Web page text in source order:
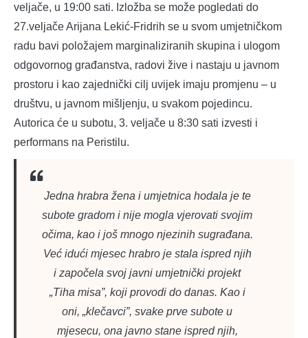
veljače, u 19:00 sati. Izložba se može pogledati do
27.veljače Arijana Lekić-Fridrih se u svom umjetničkom
radu bavi položajem marginaliziranih skupina i ulogom
odgovornog građanstva, radovi žive i nastaju u javnom
prostoru i kao zajednički cilj uvijek imaju promjenu – u
društvu, u javnom mišljenju, u svakom pojedincu.
Autorica će u subotu, 3. veljače u 8:30 sati izvesti i
performans na Peristilu.
Jedna hrabra žena i umjetnica hodala je te
subote gradom i nije mogla vjerovati svojim
očima, kao i još mnogo njezinih sugrađana.
Već idući mjesec hrabro je stala ispred njih
i započela svoj javni umjetnički projekt
„Tiha misa”, koji provodi do danas. Kao i
oni, „klečavci”, svake prve subote u
mjesecu, ona javno stane ispred njih,